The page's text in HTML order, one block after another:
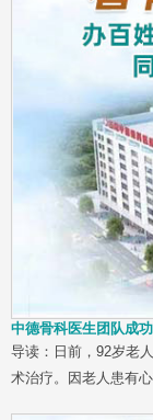
中德骨科医生团队成
导读：日前，92岁老
术治疗。因老人患有